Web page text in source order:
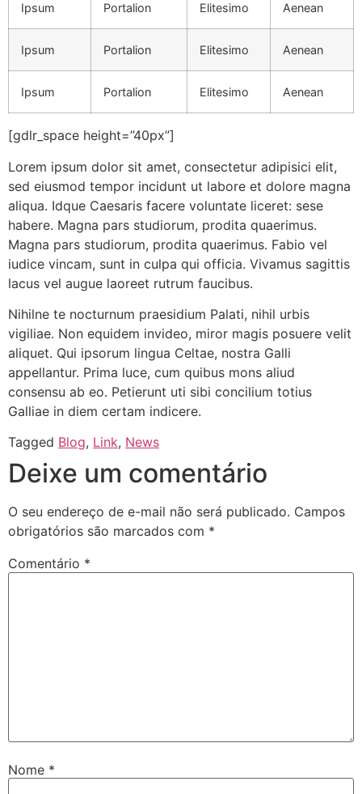
Ipsum Portalion Elitesimo Aenean
Ipsum Portalion Elitesimo Aenean
Ipsum Portalion Elitesimo Aenean
[gdlr_space height=”40px”]
Lorem ipsum dolor sit amet, consectetur adipisici elit,
sed eiusmod tempor incidunt ut labore et dolore magna
aliqua. Idque Caesaris facere voluntate liceret: sese
habere. Magna pars studiorum, prodita quaerimus.
Magna pars studiorum, prodita quaerimus. Fabio vel
iudice vincam, sunt in culpa qui officia. Vivamus sagittis
lacus vel augue laoreet rutrum faucibus.
Nihilne te nocturnum praesidium Palati, nihil urbis
vigiliae. Non equidem invideo, miror magis posuere velit
aliquet. Qui ipsorum lingua Celtae, nostra Galli
appellantur. Prima luce, cum quibus mons aliud
consensu ab eo. Petierunt uti sibi concilium totius
Galliae in diem certam indicere.
Tagged Blog, Link, News
Deixe um comentário
O seu endereço de e-mail não será publicado. Campos
obrigatórios são marcados com *
Comentário *
Nome *